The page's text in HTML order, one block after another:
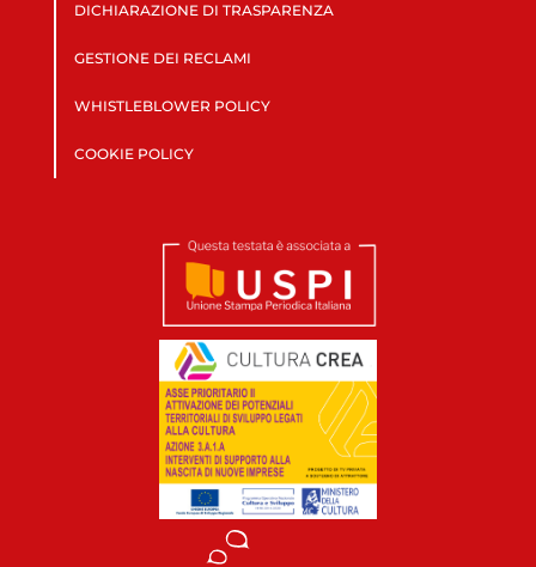
DICHIARAZIONE DI TRASPARENZA
GESTIONE DEI RECLAMI
WHISTLEBLOWER POLICY
COOKIE POLICY